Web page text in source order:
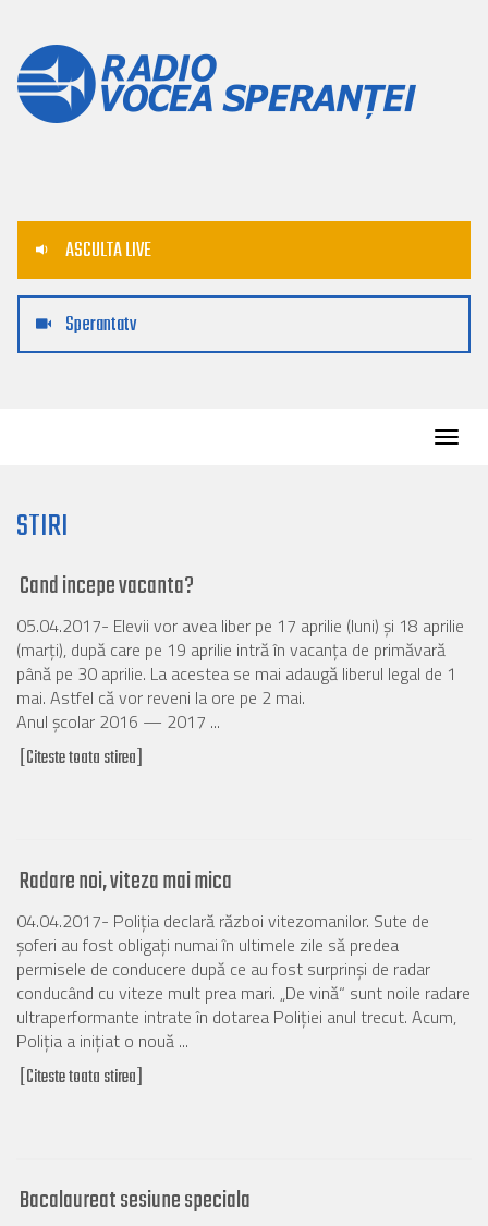
ASCULTA LIVE
Sperantatv
STIRI
Cand incepe vacanta?
05.04.2017- Elevii vor avea liber pe 17 aprilie (luni) și 18 aprilie
(marți), după care pe 19 aprilie intră în vacanța de primăvară
până pe 30 aprilie. La acestea se mai adaugă liberul legal de 1
mai. Astfel că vor reveni la ore pe 2 mai.
Anul școlar 2016 — 2017 ...
[Citeste toata stirea]
Radare noi, viteza mai mica
04.04.2017- Poliţia declară război vitezomanilor. Sute de
şoferi au fost obligaţi numai în ultimele zile să predea
permisele de conducere după ce au fost surprinşi de radar
conducând cu viteze mult prea mari. „De vină“ sunt noile radare
ultraperformante intrate în dotarea Poliţiei anul trecut. Acum,
Poliţia a iniţiat o nouă ...
[Citeste toata stirea]
Bacalaureat sesiune speciala